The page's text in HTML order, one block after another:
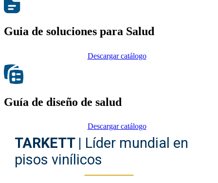
Guia de soluciones para Salud
Descargar catálogo
Guía de diseño de salud
Descargar catálogo
TARKETT | Líder mundial en
pisos vinílicos